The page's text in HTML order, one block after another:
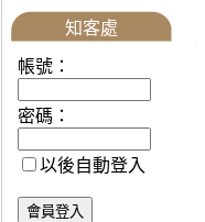
知客處
帳號：
密碼：
以後自動登入